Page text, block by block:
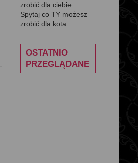
zrobić dla ciebie
Spytaj co TY możesz
zrobić dla kota
OSTATNIO
PRZEGLĄDANE